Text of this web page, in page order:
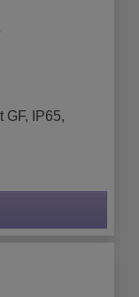
GF, IP65,